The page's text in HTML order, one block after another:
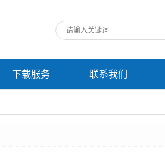
下载服务 联系我们